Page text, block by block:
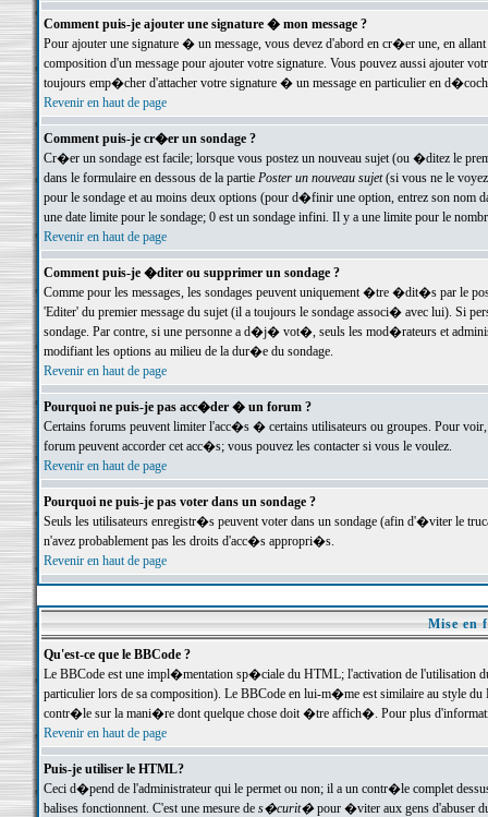
Comment puis-je ajouter une signature � mon message ?
Pour ajouter une signature � un message, vous devez d'abord en cr�er une, en
composition d'un message pour ajouter votre signature. Vous pouvez aussi ajouter
toujours emp�cher d'attacher votre signature � un message en particulier en
Revenir en haut de page
Comment puis-je cr�er un sondage ?
Cr�er un sondage est facile; lorsque vous postez un nouveau sujet (ou �ditez le
dans le formulaire en dessous de la partie Poster un nouveau sujet(si vous ne le voyez
pour le sondage et au moins deux options (pour d�finir une option, entrez son nom
une date limite pour le sondage; 0 est un sondage infini. Il y a une limite pour le
Revenir en haut de page
Comment puis-je �diter ou supprimer un sondage ?
Comme pour les messages, les sondages peuvent uniquement �tre �dit�s par le
'Editer' du premier message du sujet (il a toujours le sondage associ� avec lui). Si
sondage. Par contre, si une personne a d�j� vot�, seuls les mod�rateurs et
modifiant les options au milieu de la dur�e du sondage.
Revenir en haut de page
Pourquoi ne puis-je pas acc�der � un forum ?
Certains forums peuvent limiter l'acc�s � certains utilisateurs ou groupes. Pour
forum peuvent accorder cet acc�s; vous pouvez les contacter si vous le voulez.
Revenir en haut de page
Pourquoi ne puis-je pas voter dans un sondage ?
Seuls les utilisateurs enregistr�s peuvent voter dans un sondage (afin d'�viter le
n'avez probablement pas les droits d'acc�s appropri�s.
Revenir en haut de page
Mise en
Qu'est-ce que le BBCode ?
Le BBCode est une impl�mentation sp�ciale du HTML; l'activation de l'utilisation
particulier lors de sa composition). Le BBCode en lui-m�me est similaire au style
contr�le sur la mani�re dont quelque chose doit �tre affich�. Pour plus
Revenir en haut de page
Puis-je utiliser le HTML?
Ceci d�pend de l'administrateur qui le permet ou non; il a un contr�le complet
balises fonctionnent. C'est une mesure de s�curit�pour �viter aux gens d'abuser